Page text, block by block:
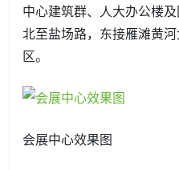
中心建筑群、人大办公楼
北至盐场路，东接雁滩黄
区。
会展中心效果图